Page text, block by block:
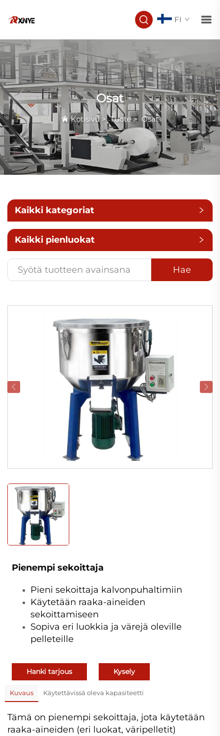
FI
Osat
Kotisivu>Tuote> Osat
Kaikki kategoriat
Kaikki pienluokat
Hae
Pienempi sekoittaja
Pieni sekoittaja kalvonpuhaltimiin
Käytetään raaka-aineiden
sekoittamiseen
Sopiva eri luokkia ja värejä oleville
pelleteille
Hanki tarjous Kysely
Kuvaus Käytettävissä oleva kapasiteetti
Tämä on pienempi sekoittaja, jota käytetään
raaka-aineiden (eri luokat, väripelletit)